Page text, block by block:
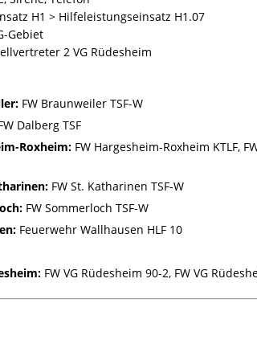
H1 > Hilfeleistungseinsatz H1.07
Gebiet
2 VG Rüdesheim
FW Braunweiler TSF-W
Dalberg TSF
Roxheim: FW Hargesheim-Roxheim KTLF,
FW St. Katharinen TSF-W
FW Sommerloch TSF-W
Feuerwehr Wallhausen HLF 10
FW VG Rüdesheim 90-2, FW VG